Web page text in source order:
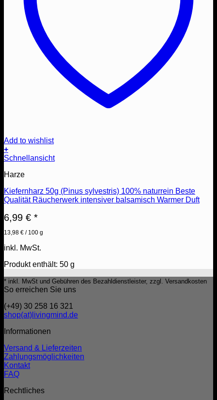
Add to wishlist
+
Schnellansicht
Harze
Kiefernharz 50g (Pinus sylvestris) 100% naturrein Beste
Qualität Räucherwerk intensiver balsamisch Warmer Duft
6,99 € *
13,98 € / 100 g
inkl. MwSt.
Produkt enthält: 50 g
* inkl. MwSt und Gebühren des Bezahldienstleister, zzgl. Versandkosten
So erreichen Sie uns
(+49) 30 258 16 321
shop(at)livingmind.de
Informationen
Versand & Lieferzeiten
Zahlungsmöglichkeiten
Kontakt
FAQ
Rechtliches